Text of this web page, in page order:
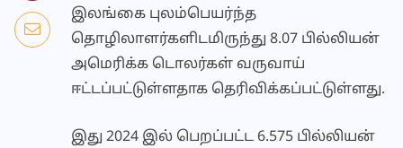
இலங்கை புலம்பெயர்ந்த
தொழிலாளர்களிடமிருந்து 8.07 பில்லியன்
அமெரிக்க டொலர்கள் வருவாய்
ஈட்டப்பட்டுள்ளதாக தெரிவிக்கப்பட்டுள்ளது.
இது 2024 இல் பெறப்பட்ட 6.575 பில்லியன்